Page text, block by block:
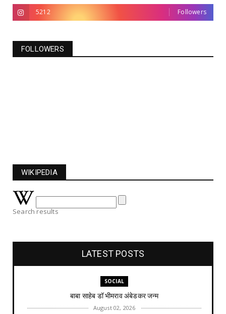
5212 Followers
FOLLOWERS
WIKIPEDIA
Search results
LATEST POSTS
SOCIAL
बाबा साहेब डॉ भीमराव अंबेडकर जन्म
August 02, 2026